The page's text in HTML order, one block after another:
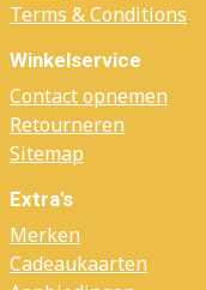
Terms & Conditions
Winkelservice
Contact opnemen
Retourneren
Sitemap
Extra's
Merken
Cadeaukaarten